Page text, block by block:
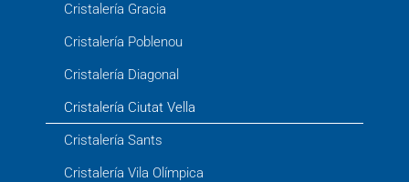
Cristalería Gracia
Cristalería Poblenou
Cristalería Diagonal
Cristalería Ciutat Vella
Cristalería Sants
Cristalería Vila Olímpica